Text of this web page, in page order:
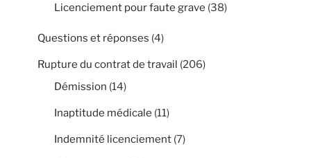
Licenciement pour faute grave (38)
Questions et réponses (4)
Rupture du contrat de travail (206)
Démission (14)
Inaptitude médicale (11)
Indemnité licenciement (7)